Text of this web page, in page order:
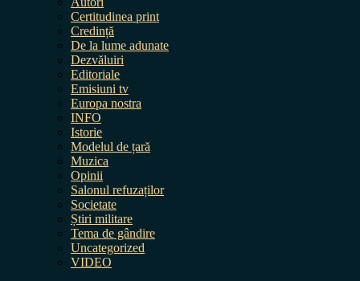
Certitudinea print
Credință
De la lume adunate
Dezvăluiri
Editoriale
Emisiuni tv
Europa nostra
INFO
Istorie
Modelul de țară
Muzica
Opinii
Salonul refuzaților
Societate
Știri militare
Tema de gândire
Uncategorized
VIDEO